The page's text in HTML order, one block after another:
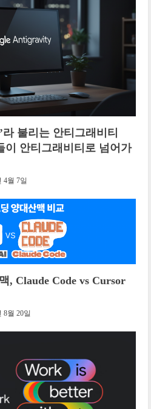
불리는 안티그래비티
안티그래비티로 넘어가
4월 7일
, Claude Code vs Cursor
8월 20일